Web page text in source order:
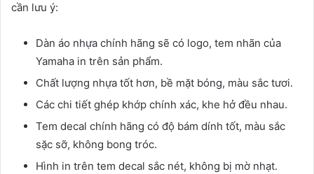
cần lưu ý:
Dàn áo nhựa chính hãng sẽ có logo, tem nhãn của
Yamaha in trên sản phẩm.
Chất lượng nhựa tốt hơn, bề mặt bóng, màu sắc tươi.
Các chi tiết ghép khớp chính xác, khe hở đều nhau.
Tem decal chính hãng có độ bám dính tốt, màu sắc
sặc sỡ, không bong tróc.
Hình in trên tem decal sắc nét, không bị mờ nhạt.